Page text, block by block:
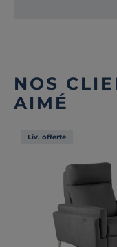
NOS
AIMÉ
Liv. offerte